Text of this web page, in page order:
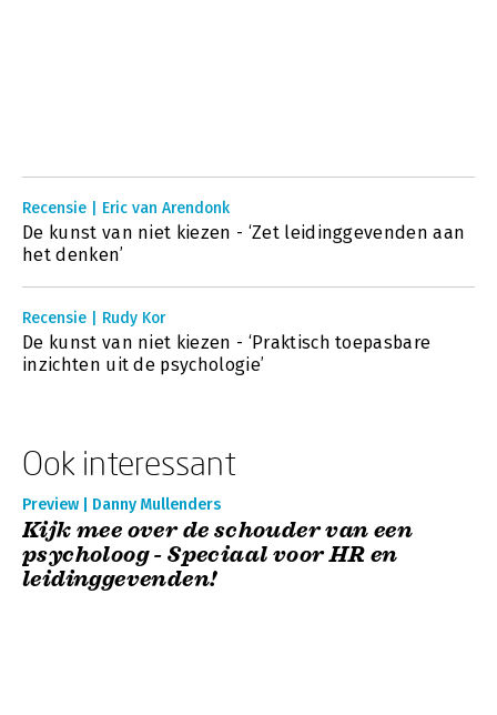
Recensie | Eric van Arendonk
De kunst van niet kiezen - ‘Zet leidinggevenden aan
het denken’
Recensie | Rudy Kor
De kunst van niet kiezen - ‘Praktisch toepasbare
inzichten uit de psychologie’
Ook interessant
Preview | Danny Mullenders
Kijk mee over de schouder van een
psycholoog - Speciaal voor HR en
leidinggevenden!